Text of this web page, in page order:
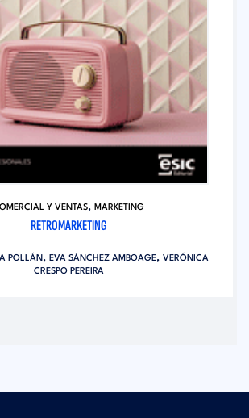
Y VENTAS, MARKETING
RETROMARKETING
POLLÁN, EVA SÁNCHEZ AMBOAGE, VERÓNICA
CRESPO PEREIRA